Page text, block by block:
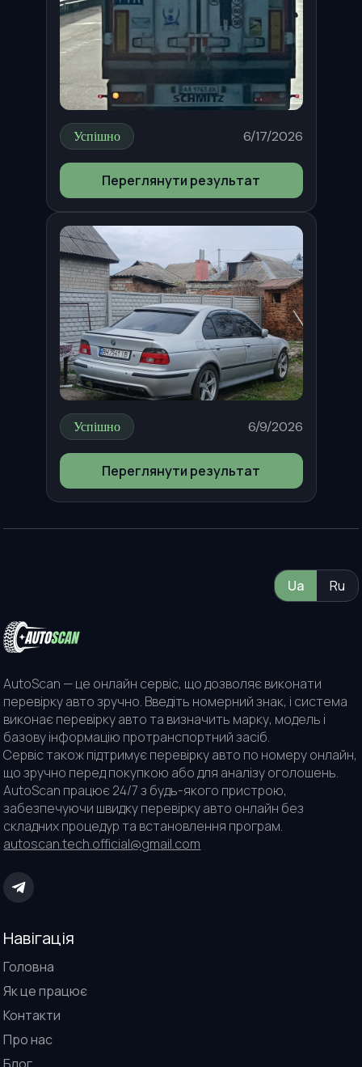
Успішно 6/17/2026
Переглянути результат
Успішно 6/9/2026
Переглянути результат
Ua Ru
AutoScan — це онлайн сервіс, що дозволяє виконати
перевірку авто зручно. Введіть номерний знак, і система
виконає перевірку авто та визначить марку, модель і
базову інформацію протранспортний засіб.
Сервіс також підтримує перевірку авто по номеру онлайн,
що зручно перед покупкою або для аналізу оголошень.
AutoScan працює 24/7 з будь-якого пристрою,
забезпечуючи швидку перевірку авто онлайн без
складних процедур та встановлення програм.
autoscan.tech.official@gmail.com
Навігація
Головна
Як це працює
Контакти
Про нас